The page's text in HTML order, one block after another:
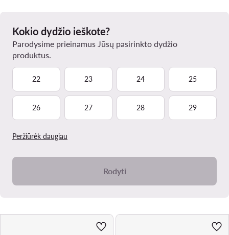
Kokio dydžio ieškote?
Parodysime prieinamus Jūsų pasirinkto dydžio
produktus.
22 23 24 25
26 27 28 29
Peržiūrėk daugiau
Rodyti